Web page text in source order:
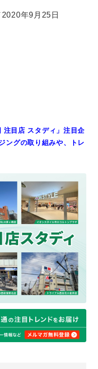
年9月25日
目店 スタディ」注目企
ングの取り組みや、トレ